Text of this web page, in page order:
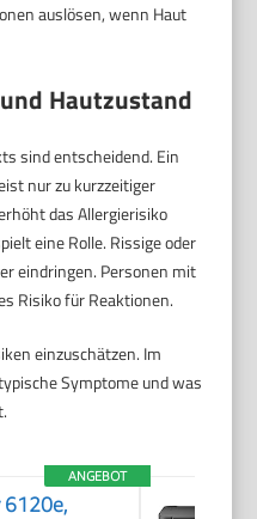
auslösen, wenn Haut
Hautzustand
sind entscheidend. Ein
nur zu kurzzeitiger
das Allergierisiko
eine Rolle. Rissige oder
eindringen. Personen mit
Risiko für Reaktionen.
einzuschätzen. Im
Symptome und was
ANGEBOT
6120e,